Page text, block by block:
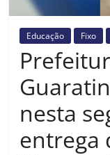
Educação Fixo
nesta
entrega